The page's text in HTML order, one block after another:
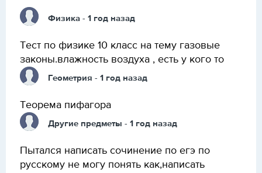
Физика - 1 год назад
Тест по физике 10 класс на тему газовые
законы.влажность воздуха , есть у кого то
Геометрия - 1 год назад
Теорема пифагора
Другие предметы - 1 год назад
Пытался написать сочинение по егэ по
русскому не могу понять как,написать